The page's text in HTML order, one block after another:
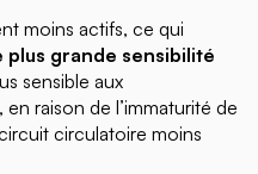
moins actifs, ce qui
plus grande sensibilité
sensible aux
raison de l’immaturité de
circulatoire moins